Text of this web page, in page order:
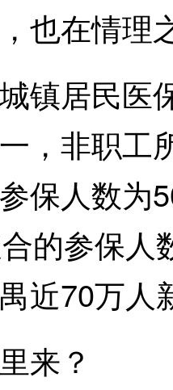
也在情理
居民医
，非职工
保人数为
的参保
近70万人
来？